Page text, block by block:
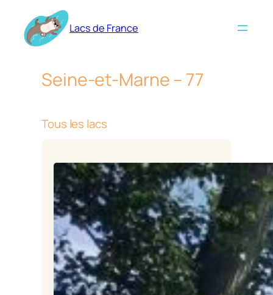
contenu
Lacs de France
Seine-et-Marne – 77
Tous les lacs